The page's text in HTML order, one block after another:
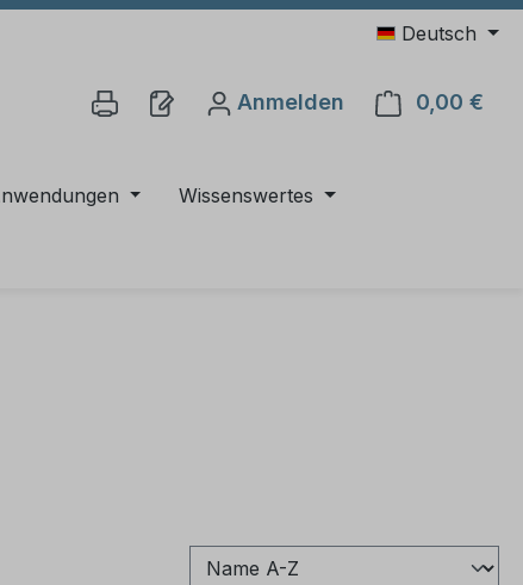
Deutsch
Anmelden 0,00 €
Wissenswertes